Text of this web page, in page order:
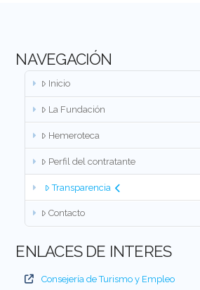
NAVEGACIÓN
Inicio
La Fundación
Hemeroteca
Perfil del contratante
Transparencia
Contacto
ENLACES DE INTERES
Consejería de Turismo y Empleo